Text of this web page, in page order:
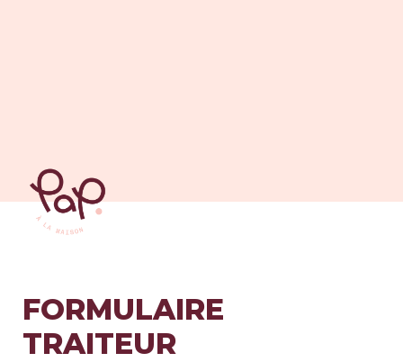
FORMULAIRE
TRAITEUR